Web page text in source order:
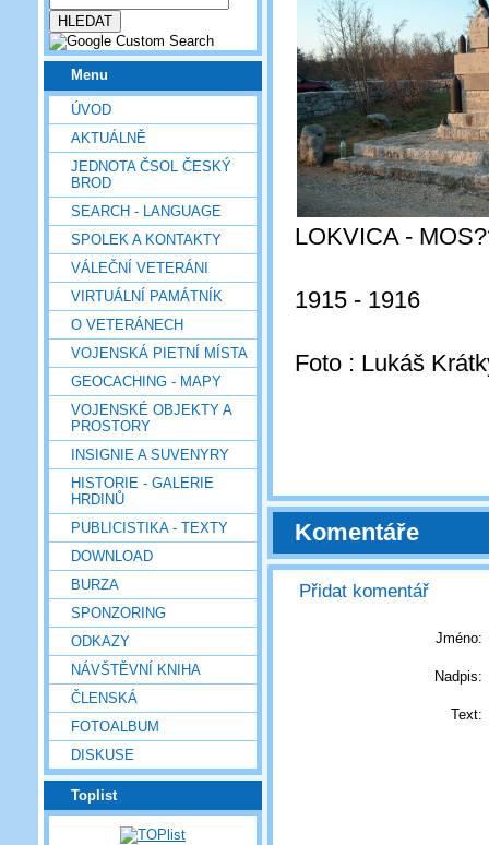
Menu
ÚVOD
AKTUÁLNĚ
JEDNOTA ČSOL ČESKÝ
BROD
SEARCH - LANGUAGE
SPOLEK A KONTAKTY
VÁLEČNÍ VETERÁNI
VIRTUÁLNÍ PAMÁTNÍK
O VETERÁNECH
VOJENSKÁ PIETNÍ MÍSTA
GEOCACHING - MAPY
VOJENSKÉ OBJEKTY A
PROSTORY
INSIGNIE A SUVENYRY
HISTORIE - GALERIE
HRDINŮ
PUBLICISTIKA - TEXTY
DOWNLOAD
BURZA
SPONZORING
ODKAZY
NÁVŠTĚVNÍ KNIHA
ČLENSKÁ
FOTOALBUM
DISKUSE
Toplist
LOKVICA -
1915 - 1916
Foto : Lukáš
Komentáře
Přidat komentář
Jméno:
Nadpis:
Text: